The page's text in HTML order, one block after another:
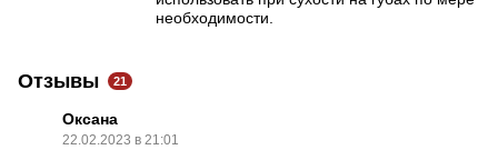
необходимости.
Отзывы 21
Оксана
22.02.2023 в 21:01